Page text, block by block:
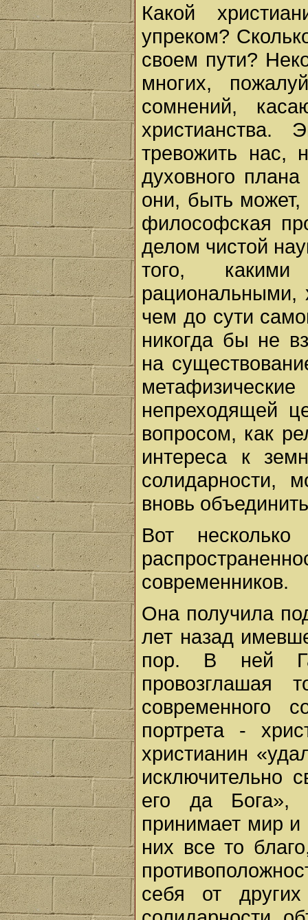
Какой
упреком?
своем пути?
многих,
сомнений,
христианства.
тревожить нас,
духовного
они, быть может,
философская
делом чистой
того,
рациональными,
чем до сути
никогда бы не
на
непреходящей
вопросом, как
интереса к
солидарности,
вновь
Вот
современников.
Она получила
лет назад
пор. В ней
провозглашая
современного
портрета -
христианин
исключительно
его да Бога»,
принимает мир и
них все то
себя от